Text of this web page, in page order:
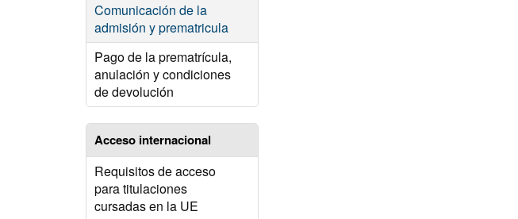
Comunicación de la
admisión y prematricula
Pago de la prematrícula,
anulación y condiciones
de devolución
Acceso internacional
Requisitos de acceso
para titulaciones
cursadas en la UE